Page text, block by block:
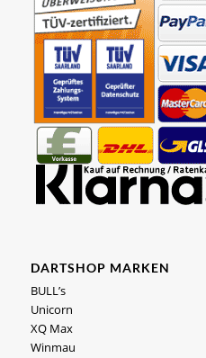
DARTSHOP MARKEN
BULL’s
Unicorn
XQ Max
Winmau